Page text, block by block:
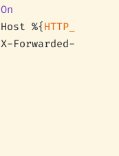
On
Host %{HTTP_HOST
X-Forwarded-For %{